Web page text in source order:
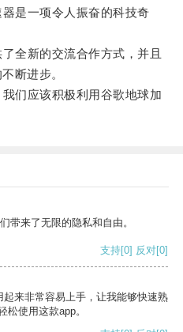
是一项令人振奋的科技奇
新的交流合作方式，并且
断进步。
应该积极利用谷歌地球加
带来了无限的隐私和自由。
支持[0] 反对[0]
来非常容易上手，让我能够快速熟
松使用这款app。